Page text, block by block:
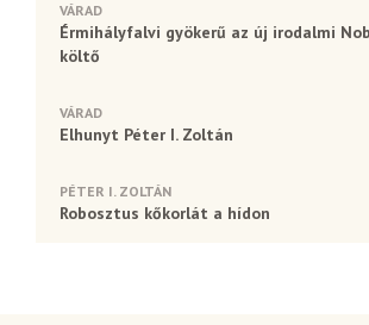
VÁRAD
Érmihályfalvi gyökerű az új irodalmi
költő
VÁRAD
Elhunyt Péter I. Zoltán
PÉTER I. ZOLTÁN
Robosztus kőkorlát a hídon